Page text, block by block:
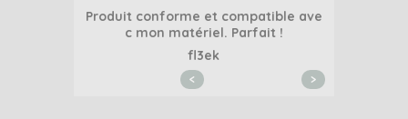
Produit conforme et compatible ave
c mon matériel. Parfait !
fl3ek
< >